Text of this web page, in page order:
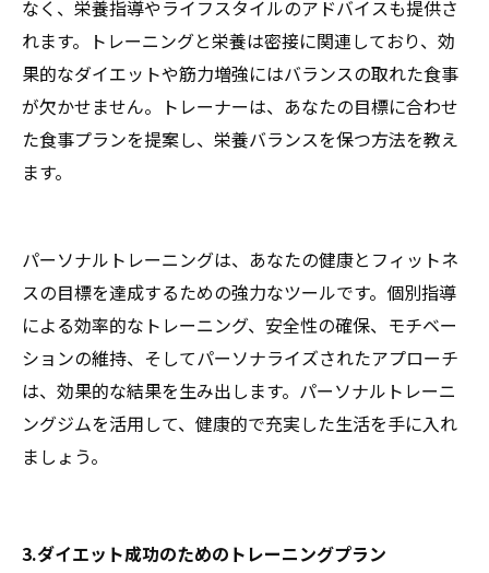
なく、栄養指導やライフスタイルのアドバイスも提供さ
れます。トレーニングと栄養は密接に関連しており、効
果的なダイエットや筋力増強にはバランスの取れた食事
が欠かせません。トレーナーは、あなたの目標に合わせ
た食事プランを提案し、栄養バランスを保つ方法を教え
ます。
パーソナルトレーニングは、あなたの健康とフィットネ
スの目標を達成するための強力なツールです。個別指導
による効率的なトレーニング、安全性の確保、モチベー
ションの維持、そしてパーソナライズされたアプローチ
は、効果的な結果を生み出します。パーソナルトレーニ
ングジムを活用して、健康的で充実した生活を手に入れ
ましょう。
3.ダイエット成功のためのトレーニングプラン